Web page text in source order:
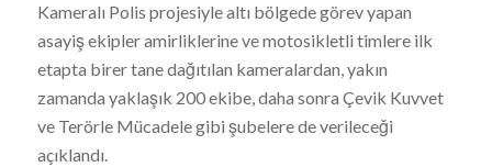
Kameralı Polis projesiyle altı bölgede görev yapan
asayiş ekipler amirliklerine ve motosikletli timlere ilk
etapta birer tane dağıtılan kameralardan, yakın
zamanda yaklaşık 200 ekibe, daha sonra Çevik Kuvvet
ve Terörle Mücadele gibi şubelere de verileceği
açıklandı.